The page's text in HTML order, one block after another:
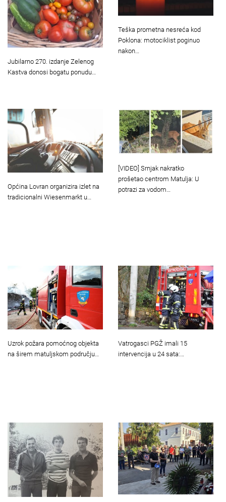
Jubilarno 270. izdanje Zelenog
Kastva donosi bogatu ponudu…
Teška prometna nesreća kod
Poklona: motociklist poginuo
nakon…
Općina Lovran organizira izlet na
tradicionalni Wiesenmarkt u…
[VIDEO] Srnjak nakratko
prošetao centrom Matulja: U
potrazi za vodom…
Uzrok požara pomoćnog objekta
na širem matuljskom području…
Vatrogasci PGŽ imali 15
intervencija u 24 sata:…